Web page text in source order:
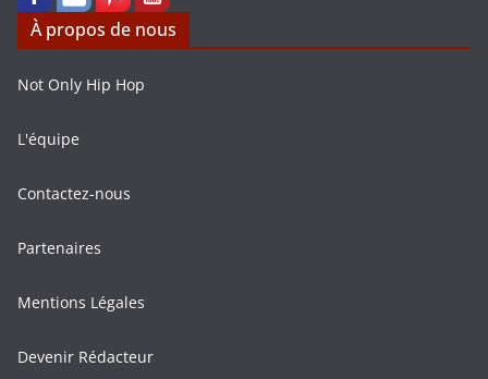
À propos de nous
Not Only Hip Hop
L'équipe
Contactez-nous
Partenaires
Mentions Légales
Devenir Rédacteur